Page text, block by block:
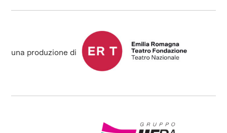
una produzione di